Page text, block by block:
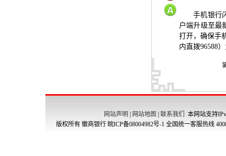
手机银行
户端升级至最
打开，确保手
内直拨96588
网站声明 网站地图 联系我们
本网站支持
版权所有 徽商银行 皖ICP备08004982号-1 全国统一客服热线